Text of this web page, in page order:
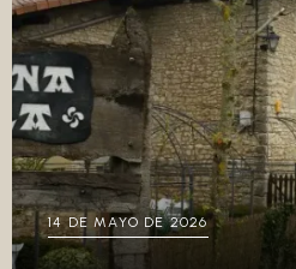
14 DE MAYO DE 2026